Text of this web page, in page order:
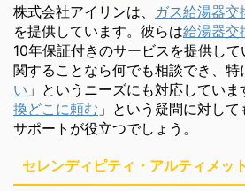
株式会社アイリンは、 ガス給湯器交
を提供しています。彼らは給湯器交
10年保証付きのサービスを提供して
関することなら何でも相談でき、特
い 」というニーズにも対応してい
換どこに頼む 」という疑問に対し
サポートが役立つでしょう。
セレンディピティ・アルティメッ